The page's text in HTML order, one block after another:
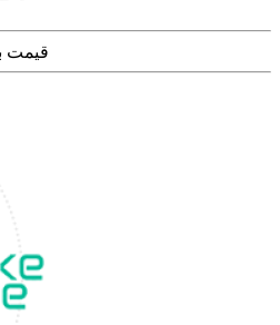
قیمت بدون